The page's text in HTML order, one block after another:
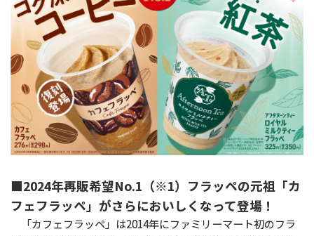
■2024年再販希望No.1（※1）フラッペの元祖「カ
フェフラッペ」がさらにおいしくなって登場！
「カフェフラッペ」は2014年にファミリーマート初のフラ